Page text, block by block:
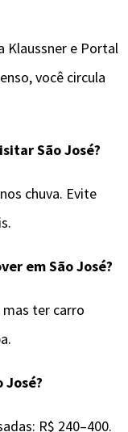
Klaussner e Portal
você circula
São José?
chuva. Evite
emSão José?
ter carro
R$ 240–400.